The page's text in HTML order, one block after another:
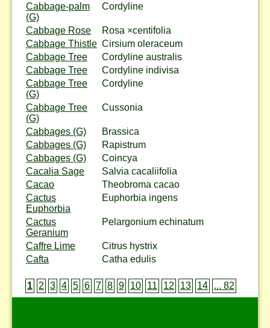
Cabbage-palm
(G)
Cordyline
Cabbage Rose
Rosa ×centifolia
Cabbage Thistle Cirsium oleraceum
Cabbage Tree
Cordyline australis
Cabbage Tree
Cordyline indivisa
Cabbage Tree
(G)
Cordyline
Cabbage Tree
(G)
Cussonia
Cabbages (G)
Brassica
Cabbages (G)
Rapistrum
Cabbages (G)
Coincya
Cacalia Sage
Salvia cacaliifolia
Cacao
Theobroma cacao
Cactus
Euphorbia
Euphorbia ingens
Cactus
Geranium
Pelargonium echinatum
Caffre Lime
Citrus hystrix
Cafta
Catha edulis
1 2 3 4 5 6 7 8 9 10 11 12 13 14 ... 82